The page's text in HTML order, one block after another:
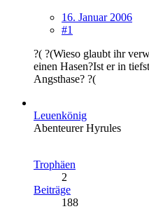
16. Januar 2006
#1
?( ?(Wieso glaubt ihr
einen Hasen?Ist er in
Angsthase? ?(
Leuenkönig
Abenteurer Hyrules
Trophäen
2
Beiträge
188